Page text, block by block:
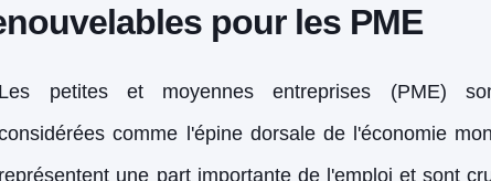
pour les PME
Les petites et moyennes entreprises (PME)
comme l'épine dorsale de l'économie
représentent une part importante de l'emploi et sont